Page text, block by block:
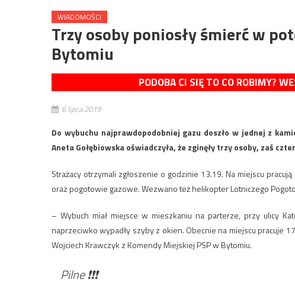
WIADOMOŚCI
Trzy osoby poniosły śmierć w
Bytomiu
PODOBA CI SIĘ TO CO ROBIMY?
6 lipca 2019
Do wybuchu najprawdopodobniej gazu doszło w jednej z
Aneta Gołębiowska oświadczyła, że zginęły trzy osoby, zaś
Strażacy otrzymali zgłoszenie o godzinie 13.19. Na miejscu
oraz pogotowie gazowe. Wezwano też helikopter Lotniczego
– Wybuch miał miejsce w mieszkaniu na parterze, przy ulicy
naprzeciwko wypadły szyby z okien. Obecnie na miejscu pracuje
Wojciech Krawczyk z Komendy Miejskiej PSP w Bytomiu.
Pilne ❗️❗️❗️